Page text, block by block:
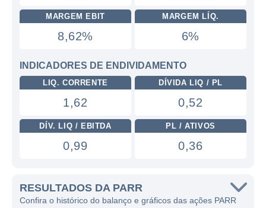
MARGEM EBIT
8,62%
MARGEM LÍQ.
6%
INDICADORES DE ENDIVIDAMENTO
LIQ. CORRENTE
1,62
DÍVIDA LIQ / PL
0,52
DÍV. LIQ / EBITDA
0,99
PL / ATIVOS
0,36
RESULTADOS DA PARR
Confira o histórico do balanço e gráficos das ações PARR